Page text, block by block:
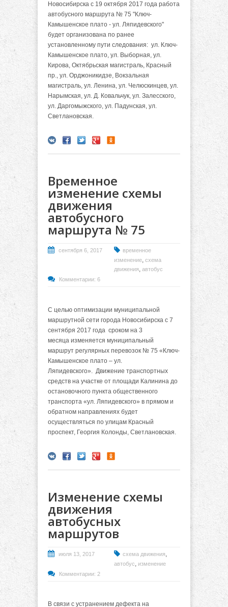
Новосибирска с 19 октября 2017 года работа
автобусного маршрута № 75 "Ключ-
Камышенское плато - ул. Ляпидевского"
будет организована по ранее
установленному пути следования: ул. Ключ-
Камышенское плато, ул. Выборная, ул.
Кирова, Октябрьская магистраль, Красный
пр., ул. Орджоникидзе, Вокзальная
магистраль, ул. Ленина, ул. Челюскинцев, ул.
Нарымская, ул. Д. Ковальчук, ул. Залесского,
ул. Даргомыжского, ул. Падунская, ул.
Светлановская.
Временное
изменение схемы
движения
автобусного
маршрута № 75
сентября 6, 2017
временное
изменение, схема
движения, автобус
Комментарии: 6
С целью оптимизации муниципальной
маршрутной сети города Новосибирска с 7
сентября 2017 года сроком на 3
месяца изменяется муниципальный
маршрут регулярных перевозок № 75 «Ключ-
Камышенское плато – ул.
Ляпидевского». Движение транспортных
средств на участке от площади Калинина до
остановочного пункта общественного
транспорта «ул. Ляпидевского» в прямом и
обратном направлениях будет
осуществляться по улицам Красный
проспект, Георгия Колонды, Светлановская.
Изменение схемы
движения
автобусных
маршрутов
июля 13, 2017 схема движения
автобус
изменение
Комментарии: 2
В связи с устранением дефекта на